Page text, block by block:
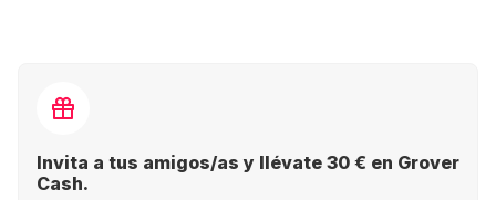
Invita a tus amigos/as y llévate 30 € en Grover
Cash.